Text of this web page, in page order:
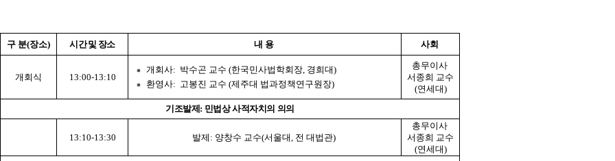
구 분(장소) 시간 및 장소 내 용 사회
개회식 13:00-13:10
개회사: 박수곤 교수 (한국민사법 학회 장, 경희대)
환영사: 고봉진 교수 (제주대 법과정책연구원장)
총무이사
서종희 교수
(연세대)
기조발제: 민법상 사적자치의 의의
13:10-13:30 발제: 양창수 교수(서울대, 전 대법관)
총무이사
서종희 교수
(연세대)